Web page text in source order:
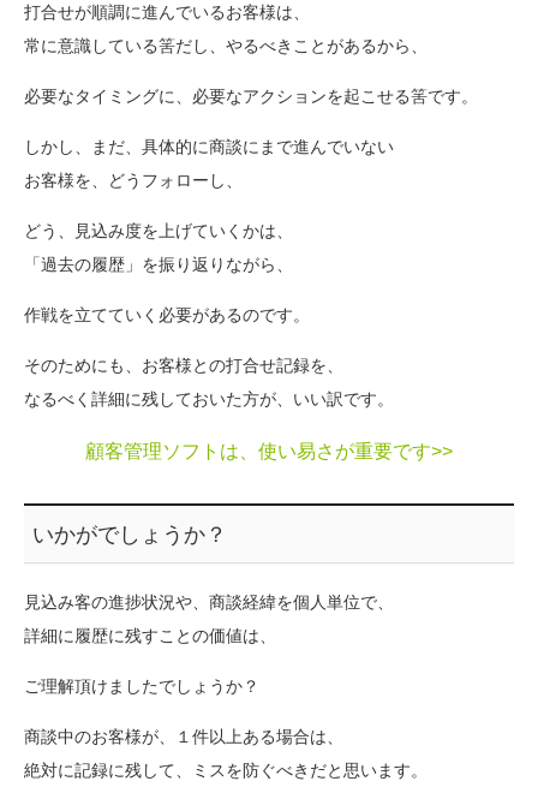
打合せが順調に進んでいるお客様は、
常に意識している筈だし、やるべきことがあるから、
必要なタイミングに、必要なアクションを起こせる筈です。
しかし、まだ、具体的に商談にまで進んでいない
お客様を、どうフォローし、
どう、見込み度を上げていくかは、
「過去の履歴」を振り返りながら、
作戦を立てていく必要があるのです。
そのためにも、お客様との打合せ記録を、
なるべく詳細に残しておいた方が、いい訳です。
顧客管理ソフトは、使い易さが重要です>>
いかがでしょうか？
見込み客の進捗状況や、商談経緯を個人単位で、
詳細に履歴に残すことの価値は、
ご理解頂けましたでしょうか？
商談中のお客様が、１件以上ある場合は、
絶対に記録に残して、ミスを防ぐべきだと思います。